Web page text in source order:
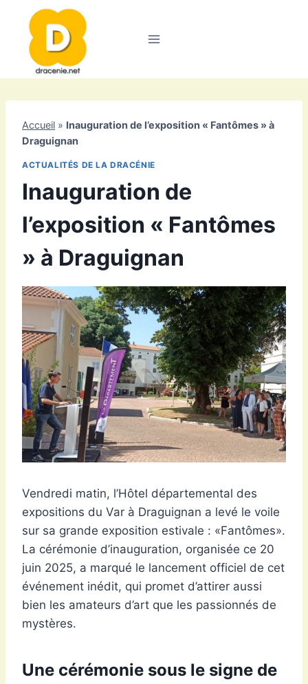
contenu
Accueil » Inauguration de l’exposition « Fantômes » à
Draguignan
ACTUALITÉS DE LA DRACÉNIE
Inauguration de
l’exposition « Fantômes
» à Draguignan
Vendredi matin, l’Hôtel départemental des
expositions du Var à Draguignan a levé le voile
sur sa grande exposition estivale : «Fantômes».
La cérémonie d’inauguration, organisée ce 20
juin 2025, a marqué le lancement officiel de cet
événement inédit, qui promet d’attirer aussi
bien les amateurs d’art que les passionnés de
mystères.
Une cérémonie sous le signe de